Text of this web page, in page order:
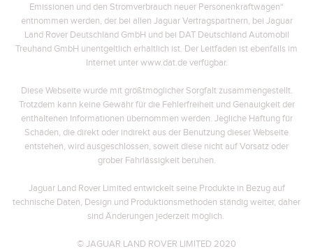
Emissionen und den Stromverbrauch neuer Personenkraftwagen“
entnommen werden, der bei allen Jaguar Vertragspartnern, bei Jaguar
Land Rover Deutschland GmbH und bei DAT Deutschland Automobil
Treuhand GmbH unentgeltlich erhältlich ist. Der Leitfaden ist ebenfalls im
Internet unter www.dat.de verfügbar.
Diese Webseite wurde mit größtmöglicher Sorgfalt zusammengestellt.
Trotzdem kann keine Gewähr für die Fehlerfreiheit und Genauigkeit der
enthaltenen Informationen übernommen werden. Jegliche Haftung für
Schäden, die direkt oder indirekt aus der Benutzung dieser Webseite
entstehen, wird ausgeschlossen, soweit diese nicht auf Vorsatz oder
grober Fahrlässigkeit beruhen.
Jaguar Land Rover Limited entwickelt seine Produkte in Bezug auf
technische Daten, Design und Produktionsmethoden ständig weiter, daher
sind Änderungen jederzeit möglich.
© JAGUAR LAND ROVER LIMITED 2020